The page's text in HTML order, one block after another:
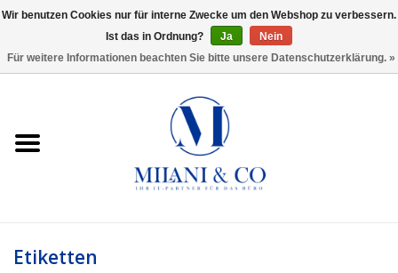
Bürobedarf
Ordnen und Registrieren
Etiketten
Wir benutzen Cookies nur für interne Zwecke um den Webshop zu verbessern.
Ist das in Ordnung?
Ja
Nein
Für weitere Informationen beachten Sie bitte unsere Datenschutzerklärung. »